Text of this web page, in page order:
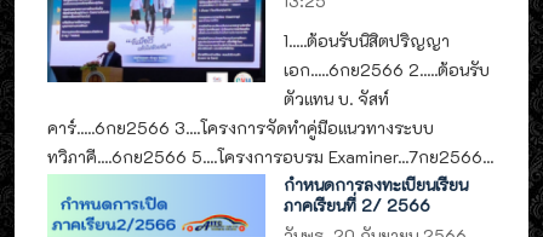
1.....ต้อนรับนิสิตปริญญา
เอก.....6กย2566 2.....ต้อนรับ
ตัวแทน บ. จัสท์
คาร์.....6กย2566 3....โครงการจัดทำคู่มือแนวทางระบบ
ทวิภาคี....6กย2566 5....โครงการอบรม Examiner...7กย2566...
กำหนดการลงทะเบียนเรียน
ภาคเรียนที่ 2/ 2566